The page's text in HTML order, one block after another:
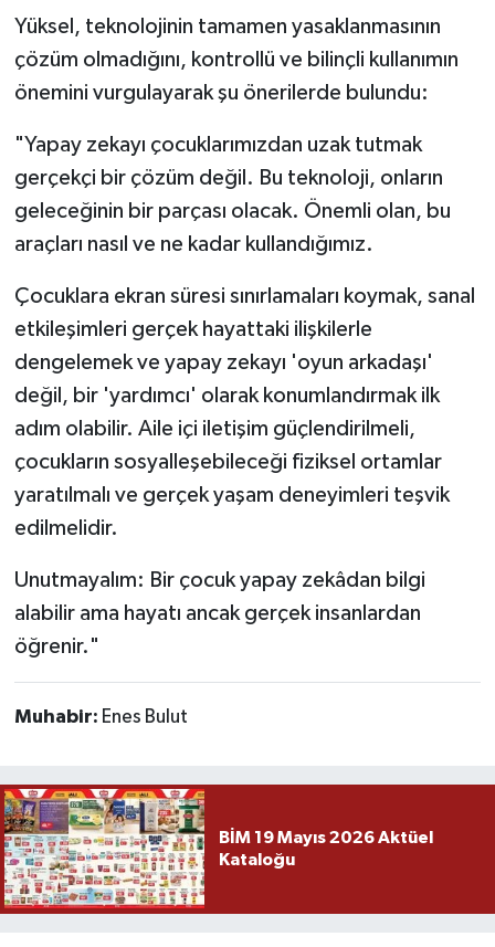
Yüksel, teknolojinin tamamen yasaklanmasının
çözüm olmadığını, kontrollü ve bilinçli kullanımın
önemini vurgulayarak şu önerilerde bulundu:
"Yapay zekayı çocuklarımızdan uzak tutmak
gerçekçi bir çözüm değil. Bu teknoloji, onların
geleceğinin bir parçası olacak. Önemli olan, bu
araçları nasıl ve ne kadar kullandığımız.
Çocuklara ekran süresi sınırlamaları koymak, sanal
etkileşimleri gerçek hayattaki ilişkilerle
dengelemek ve yapay zekayı 'oyun arkadaşı'
değil, bir 'yardımcı' olarak konumlandırmak ilk
adım olabilir. Aile içi iletişim güçlendirilmeli,
çocukların sosyalleşebileceği fiziksel ortamlar
yaratılmalı ve gerçek yaşam deneyimleri teşvik
edilmelidir.
Unutmayalım: Bir çocuk yapay zekâdan bilgi
alabilir ama hayatı ancak gerçek insanlardan
öğrenir."
Muhabir: Enes Bulut
BİM 19 Mayıs 2026 Aktüel
Kataloğu